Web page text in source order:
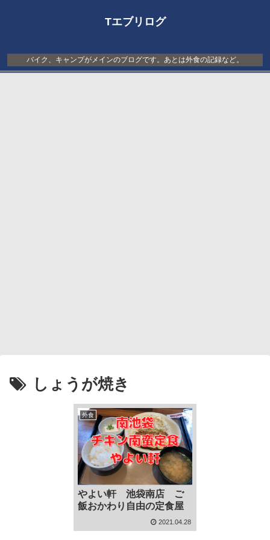
Tエブリログ
バイク、キャンプがメインのブログです。あとは外食の記録など。
しょうが焼き
外食
やよい軒 池袋南店 ご
飯おかわり自由の定食屋
2021.04.28